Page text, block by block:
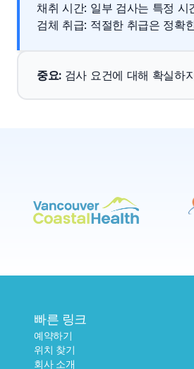
채취 시간: 일부 검사는 특정 시
검체 취급: 적절한 취급은 정확
중요: 검사 요건에 대해 확실하
빠른 링크
예약하기
위치 찾기
회사 소개